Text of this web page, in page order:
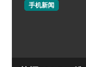
手机新闻